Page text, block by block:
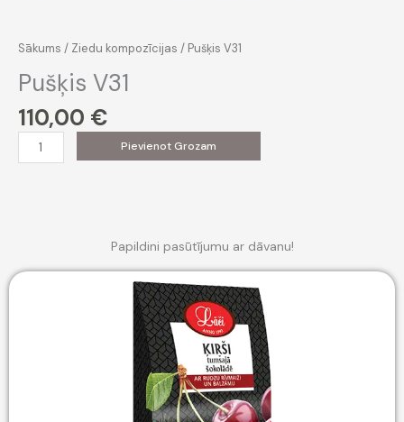
Sākums / Ziedu kompozīcijas / Pušķis V31
Pušķis V31
110,00 €
Pušķis
V31
Pievienot Grozam
Papildini pasūtījumu ar dāvanu!